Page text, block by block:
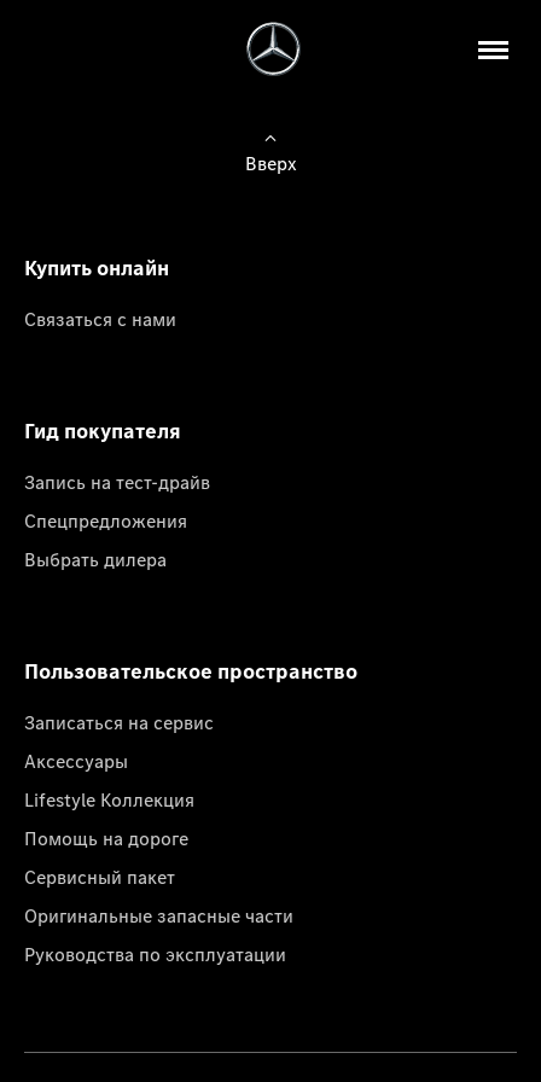
Вверх
Купить онлайн
Связаться с нами
Гид покупателя
Запись на тест-драйв
Спецпредложения
Выбрать дилера
Пользовательское пространство
Записаться на сервис
Аксессуары
Lifestyle Коллекция
Помощь на дороге
Сервисный пакет
Оригинальные запасные части
Руководства по эксплуатации